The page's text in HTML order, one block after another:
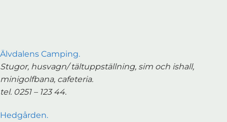
Älvdalens Camping.
Stugor, husvagn/ tältuppställning, sim och ishall,
minigolfbana, cafeteria.
tel. 0251 – 123 44.
Hedgården.